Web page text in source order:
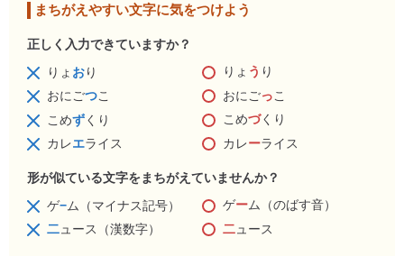
まちがえやすい文字に気をつけよう
正しく入力できていますか？
りょ おり りょ う り
おにごつこ おにごっこ
こめずくり こめづくり
カレエライス カレーライス
形が似ている文字をまちがえていませんか？
ゲ−ム（マイナス記号） ゲーム（のばす音）
二ュース（漢数字） 二ュース